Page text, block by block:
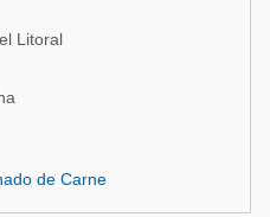
Litoral
de Carne